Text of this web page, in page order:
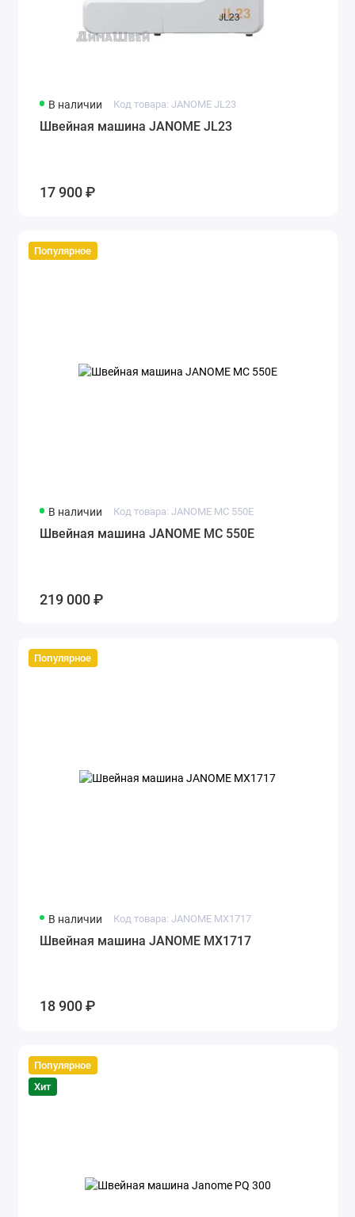
В наличии Код товара: JANOME JL23
Швейная машина JANOME JL23
17 900 ₽
Популярное
В наличии Код товара: JANOME MC 550E
Швейная машина JANOME MC 550E
219 000 ₽
Популярное
В наличии Код товара: JANOME MX1717
Швейная машина JANOME MX1717
18 900 ₽
Популярное
Хит